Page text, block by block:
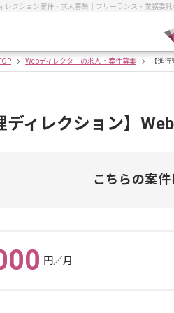
レクション案件・求人募集｜フリーランス・業務委
Webディレクターの求人・案件募集 【進
ディレクション】
こちらの案
円／月